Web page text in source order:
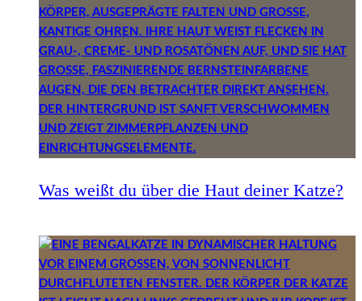
Was weißt du über die Haut deiner Katze?